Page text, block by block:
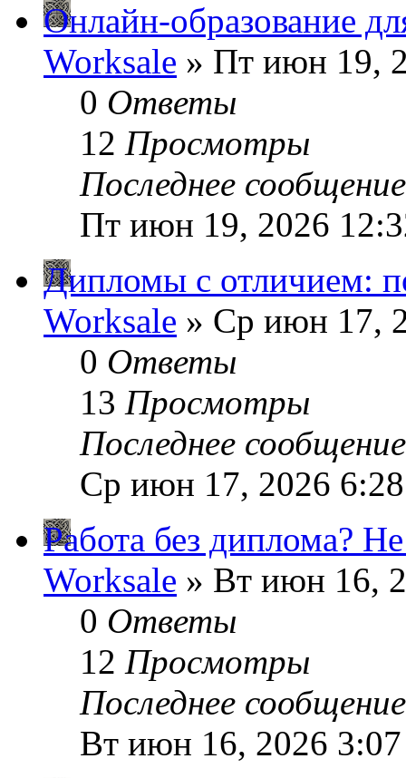
Онлайн-образование
Worksale » Пт июн 19,
0 Ответы
12 Просмотры
Последнее
Пт июн 19, 2026
Дипломы с отличием:
Worksale » Ср июн 17,
0 Ответы
13 Просмотры
Последнее
Ср июн 17, 2026
Работа без диплома?
Worksale » Вт июн 16,
0 Ответы
12 Просмотры
Последнее
Вт июн 16, 2026